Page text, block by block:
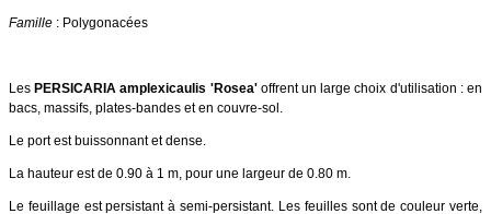
Famille : Polygonacées
Les PERSICARIA amplexicaulis 'Rosea' offrent un large choix d'utilisation : en
bacs, massifs, plates-bandes et en couvre-sol.
Le port est buissonnant et dense.
La hauteur est de 0.90 à 1 m, pour une largeur de 0.80 m.
Le feuillage est persistant à semi-persistant. Les feuilles sont de couleur verte,